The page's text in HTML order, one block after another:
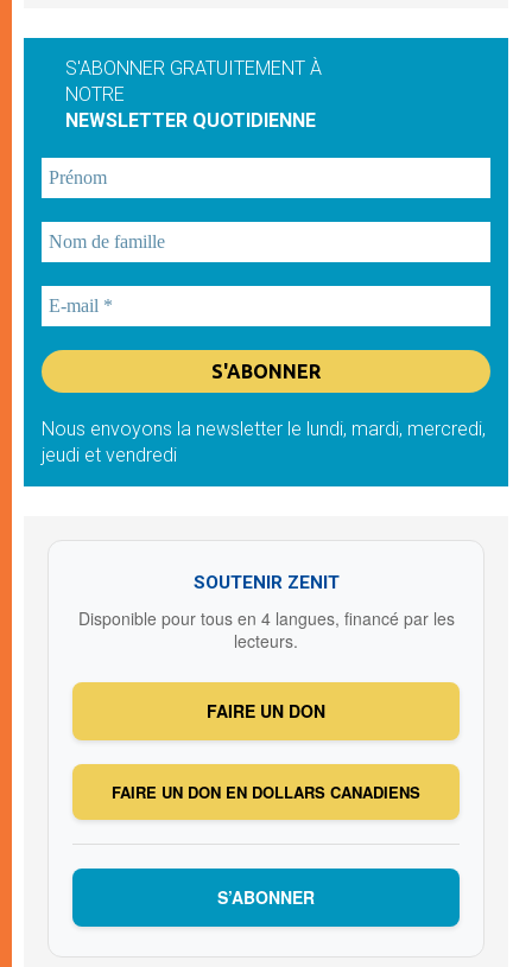
S'ABONNER GRATUITEMENT À
NOTRE
NEWSLETTER QUOTIDIENNE
Nous envoyons la newsletter le lundi, mardi, mercredi,
jeudi et vendredi
SOUTENIR ZENIT
Disponible pour tous en 4 langues, financé par les
lecteurs.
FAIRE UN DON
FAIRE UN DON EN DOLLARS CANADIENS
S’ABONNER